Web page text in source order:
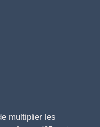
multiplier les